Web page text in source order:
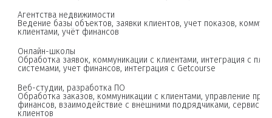
Агентства недвижимости
Ведение базы объектов, заявки клиентов, учет показов,
Онлайн-школы
Обработка заявок, коммуникации с клиентами, интеграция с
Веб-студии, разработка ПО
Обработка заказов, коммуникации с клиентами, управление
финансов, взаимодействие с внешними подрядчиками, сервис-